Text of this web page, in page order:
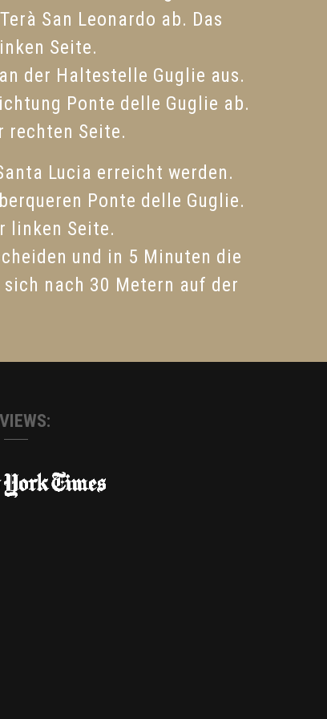
San Leonardo ab. Das
Seite.
der Haltestelle Guglie aus.
Ponte delle Guglie ab.
rechten Seite.
Lucia erreicht werden.
Ponte delle Guglie.
linken Seite.
und in 5 Minuten die
nach 30 Metern auf der